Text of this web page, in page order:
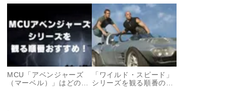
MCU「アベンジャーズ
（マーベル）」はどの順
「ワイルド・スピード」
シリーズを観る順番のお